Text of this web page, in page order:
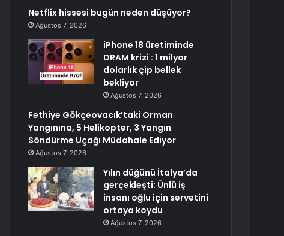
Netflix hissesi bugün neden düşüyor?
Ağustos 7, 2026
iPhone 18 üretiminde
DRAM krizi : 1 milyar
dolarlık çip bellek
bekliyor
Ağustos 7, 2026
Fethiye Gökçeovacık’taki Orman
Yangınına, 5 Helikopter, 3 Yangın
Söndürme Uçağı Müdahale Ediyor
Ağustos 7, 2026
Yılın düğünü İtalya’da
gerçekleşti: Ünlü iş
insanı oğlu için servetini
ortaya koydu
Ağustos 7, 2026